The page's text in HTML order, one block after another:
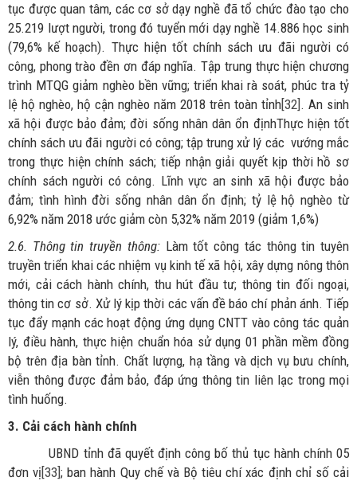
tục được quan tâm, các cơ sở dạy nghề đã tổ chức đào tạo cho
25.219 lượt người, trong đó tuyển mới dạy nghề 14.886 học sinh
(79,6% kế hoạch). Thực hiện tốt chính sách ưu đãi người có
công, phong trào đền ơn đáp nghĩa. Tập trung thực hiện chương
trình MTQG giảm nghèo bền vững; triển khai rà soát, phúc tra tỷ
lệ hộ nghèo, hộ cận nghèo năm 2018 trên toàn tỉnh[32]. An sinh
xã hội được bảo đảm; đời sống nhân dân ổn địnhThực hiện tốt
chính sách ưu đãi người có công; tập trung xử lý các vướng mắc
trong thực hiện chính sách; tiếp nhận giải quyết kịp thời hồ sơ
chính sách người có công. Lĩnh vực an sinh xã hội được bảo
đảm; tình hình đời sống nhân dân ổn định; tỷ lệ hộ nghèo từ
6,92% năm 2018 ước giảm còn 5,32% năm 2019 (giảm 1,6%)
2.6. Thông tin truyền thông:Làm tốt công tác thông tin tuyên
truyền triển khai các nhiệm vụ kinh tế xã hội, xây dựng nông thôn
mới, cải cách hành chính, thu hút đầu tư; thông tin đối ngoại,
thông tin cơ sở. Xử lý kịp thời các vấn đề báo chí phản ánh. Tiếp
tục đẩy mạnh các hoạt động ứng dụng CNTT vào công tác quản
lý, điều hành, thực hiện chuẩn hóa sử dụng 01 phần mềm đồng
bộ trên địa bàn tỉnh. Chất lượng, hạ tầng và dịch vụ bưu chính,
viễn thông được đảm bảo, đáp ứng thông tin liên lạc trong mọi
tình huống.
3. Cải cách hành chính
UBND tỉnh đã quyết định công bố thủ tục hành chính 05
đơn vị[33]; ban hành Quy chế và Bộ tiêu chí xác định chỉ số cải